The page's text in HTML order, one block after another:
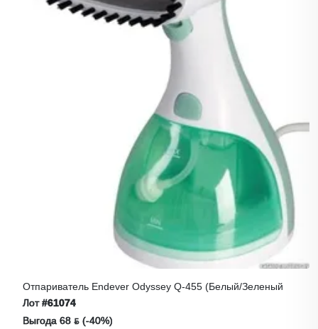
Отпариватель Endever Odyssey Q-455 (белый/зеленый
Лот#61074
Выгода 68 ƃ (-40%)